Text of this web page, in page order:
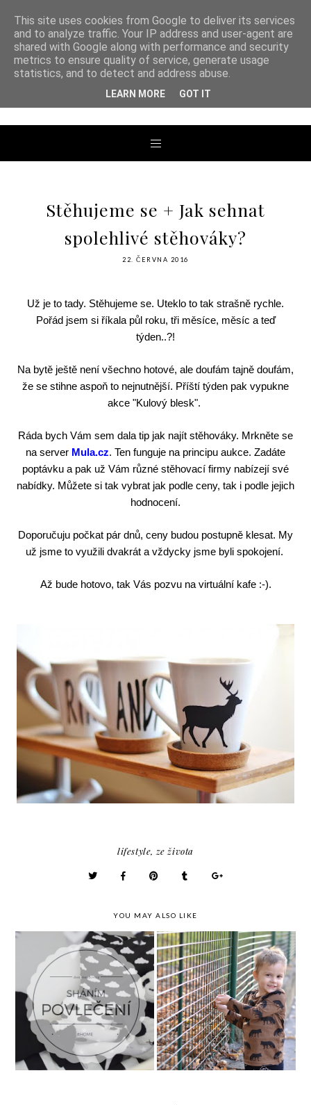
ANDREA TENGLER
Stěhujeme se + Jak sehnat
spolehlivé stěhováky?
22. ČERVNA 2016
Už je to tady. Stěhujeme se. Uteklo to tak strašně rychle.
Pořád jsem si říkala půl roku, tři měsíce, měsíc a teď
týden..?!
Na bytě ještě není všechno hotové, ale doufám tajně doufám,
že se stihne aspoň to nejnutnější. Příští týden pak vypukne
akce "Kulový blesk".
Ráda bych Vám sem dala tip jak najít stěhováky. Mrkněte se
na server Mula.cz. Ten funguje na principu aukce. Zadáte
poptávku a pak už Vám různé stěhovací firmy nabízejí své
nabídky. Můžete si tak vybrat jak podle ceny, tak i podle jejich
hodnocení.
Doporučuju počkat pár dnů, ceny budou postupně klesat. My
už jsme to využili dvakrát a vždycky jsme byli spokojení.
Až bude hotovo, tak Vás pozvu na virtuální kafe :-).
lifestyle, ze života
YOU MAY ALSO LIKE
Černo-bílé ladění
kovbojovy postele aneb
hon za perfektním
povlečením
Pán vlků a lvů
This site uses cookies from Google to deliver its services
and to analyze traffic. Your IP address and user-agent are
shared with Google along with performance and security
metrics to ensure quality of service, generate usage
statistics, and to detect and address abuse.
LEARN MORE GOT IT